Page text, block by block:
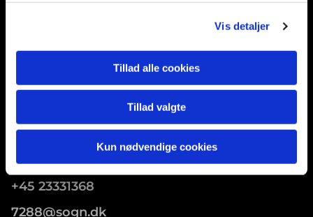
Vis detaljer
Tillad alle cookies
Tillad valgte
Kun nødvendige cookies
Store Tåstrup Kirke
Tåstrupvej 54
Store Merløse, 4370
Kom i kontakt med os
+45 23331368
7288@sogn.dk